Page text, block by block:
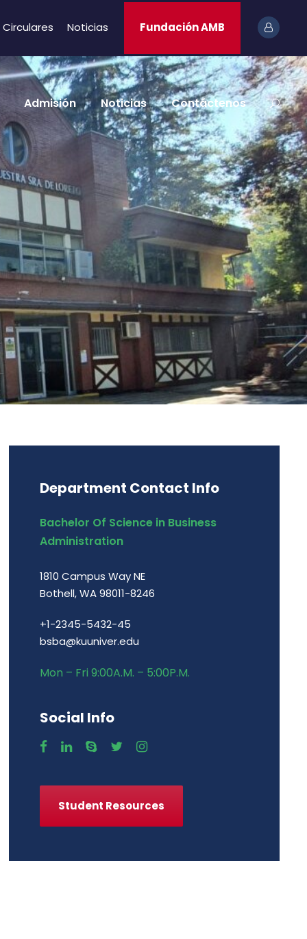
Circulares Noticias Fundación AMB
Admisión Noticias Contáctenos
Department Contact Info
Bachelor Of Science in Business
Administration
1810 Campus Way NE
Bothell, WA 98011-8246
+1-2345-5432-45
bsba@kuuniver.edu
Mon – Fri 9:00A.M. – 5:00P.M.
Social Info
Student Resources